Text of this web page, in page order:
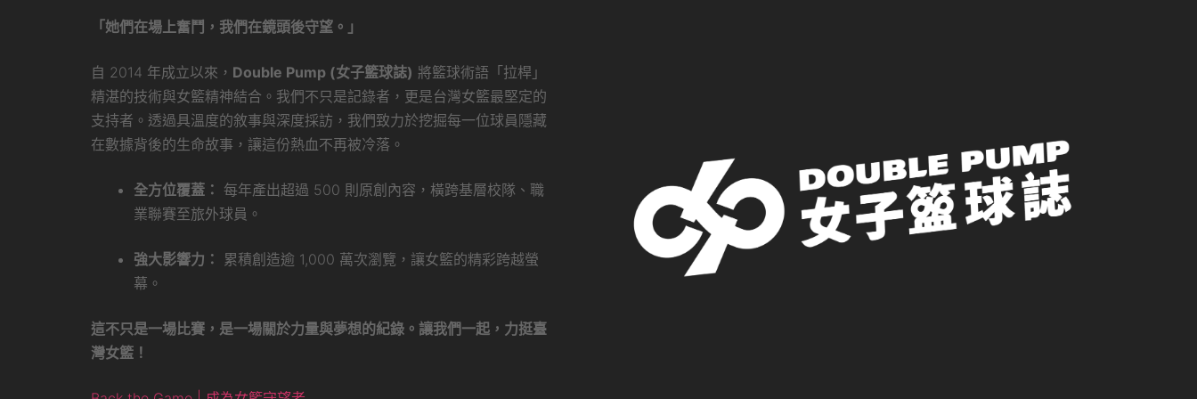
「她們在場上奮鬥，我們在鏡頭後守望。」
自 2014 年成立以來， Double Pump (女子籃球誌) 將籃球術語「拉桿」
精湛的技術與女籃精神結合。我們不只是記錄者，更是台灣女籃最堅定的
支持者。透過具溫度的敘事與深度採訪，我們致力於挖掘每一位球員隱藏
在數據背後的生命故事，讓這份熱血不再被冷落。
全方位覆蓋： 每年產出超過 500 則原創內容，橫跨基層校隊、職
業聯賽至旅外球員。
強大影響力：
累積創造逾 1,000 萬次瀏覽，讓女籃的精彩跨越螢
幕。
這不只是一場比賽，是一場關於力量與夢想的紀錄。讓我們一起，力挺臺
灣女籃！